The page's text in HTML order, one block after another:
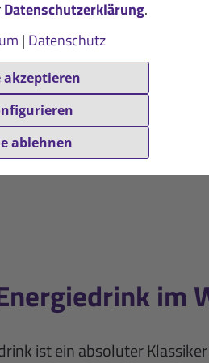
Datenschutzerklärung.
| Datenschutz
akzeptieren
ablehnen
du welchen der beiden
im
ist ein absoluter